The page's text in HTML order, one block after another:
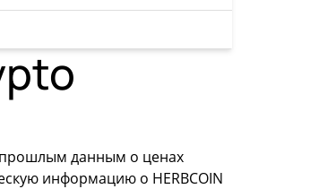
прошлым данным о ценах
информацию о HERBCOIN